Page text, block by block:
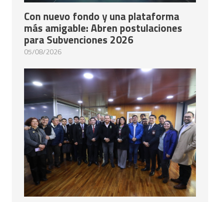
Con nuevo fondo y una plataforma
más amigable: Abren postulaciones
para Subvenciones 2026
05/08/2026